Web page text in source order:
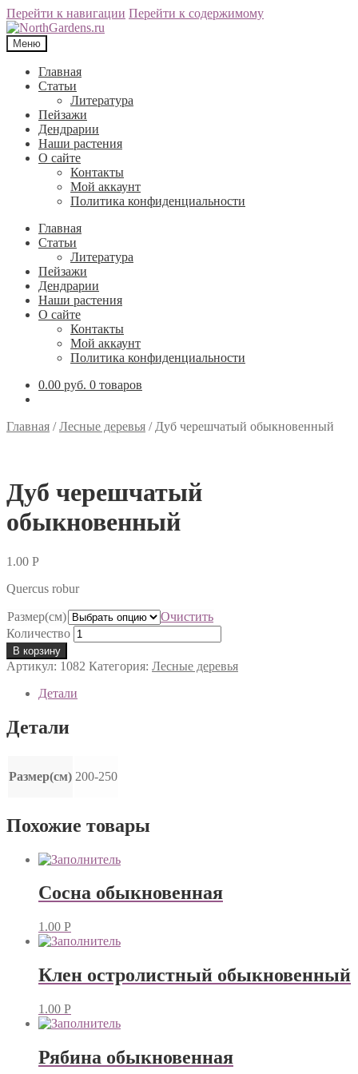
Перейти к навигации Перейти к содержимому
Меню
Главная
Статьи
Литература
Пейзажи
Дендрарии
Наши растения
О сайте
Контакты
Мой аккаунт
Политика конфиденциальности
Главная
Статьи
Литература
Пейзажи
Дендрарии
Наши растения
О сайте
Контакты
Мой аккаунт
Политика конфиденциальности
0.00 руб. 0 товаров
Главная /Лесные деревья / Дуб черешчатый обыкновенный
Дуб черешчатый
обыкновенный
1.00 Р
Quercus robur
Размер(см)
Очистить
Количество
В корзину
Артикул: 1082 Категория: Лесные деревья
Детали
Детали
Размер(см) 200-250
Похожие товары
Сосна обыкновенная
1.00 Р
Клен остролистный обыкновенный
1.00 Р
Рябина обыкновенная